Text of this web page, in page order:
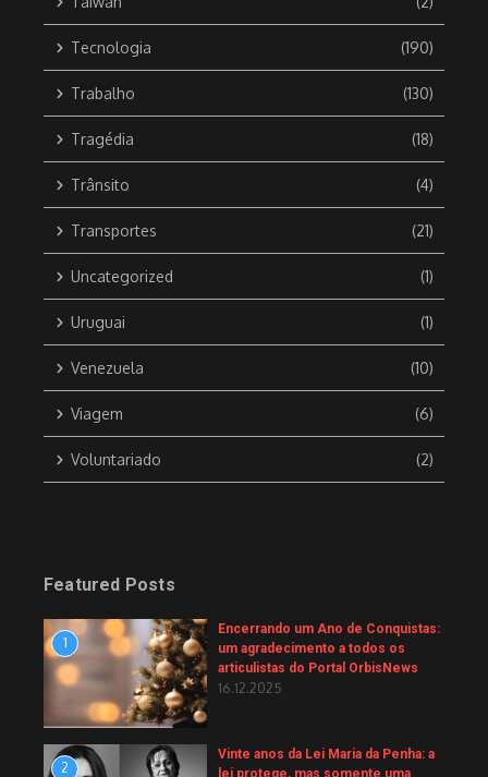
Tecnologia (190)
Trabalho (130)
Tragédia (18)
Trânsito (4)
Transportes (21)
Uncategorized (1)
Uruguai (1)
Venezuela (10)
Viagem (6)
Voluntariado (2)
Featured Posts
1
Encerrando um Ano de Conquistas:
um agradecimento a todos os
articulistas do Portal OrbisNews
16.12.2025
2
Vinte anos da Lei Maria da Penha: a